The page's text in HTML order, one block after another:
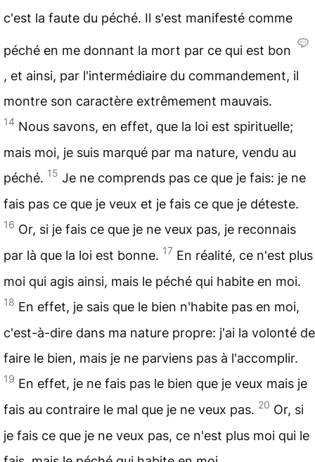
c'est la faute du péché. Il s'est manifesté comme
péché en me donnant la mort par ce qui est bon
, et ainsi, par l'intermédiaire du commandement, il
montre son caractère extrêmement mauvais.
14 Nous savons, en effet, que la loi est spirituelle;
mais moi, je suis marqué par ma nature, vendu au
péché. 15 Je ne comprends pas ce que je fais: je ne
fais pas ce que je veux et je fais ce que je déteste.
16 Or, si je fais ce que je ne veux pas, je reconnais
par là que la loi est bonne. 17 En réalité, ce n'est plus
moi qui agis ainsi, mais le péché qui habite en moi.
18 En effet, je sais que le bien n'habite pas en moi,
c'est-à-dire dans ma nature propre: j'ai la volonté de
faire le bien, mais je ne parviens pas à l'accomplir.
19 En effet, je ne fais pas le bien que je veux mais je
fais au contraire le mal que je ne veux pas. 20 Or, si
je fais ce que je ne veux pas, ce n'est plus moi qui le